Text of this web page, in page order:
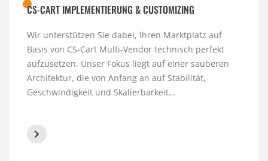
CS-CART IMPLEMENTIERUNG & CUSTOMIZING
Wir unterstützen Sie dabei, Ihren Marktplatz auf
Basis von CS-Cart Multi-Vendor technisch perfekt
aufzusetzen. Unser Fokus liegt auf einer sauberen
Architektur, die von Anfang an auf Stabilität,
Geschwindigkeit und Skalierbarkeit…